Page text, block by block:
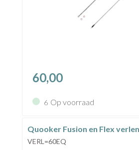
60,00
6 Op voorraad
Quooker Fusion en Flex
VERL=60EQ